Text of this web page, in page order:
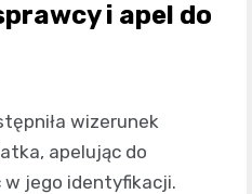
i apel do
wizerunek
apelując do
w jego identyfikacji.